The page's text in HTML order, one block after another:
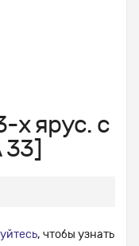
х ярус. с
33]
, чтобы узнать